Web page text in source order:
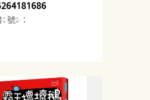
號：